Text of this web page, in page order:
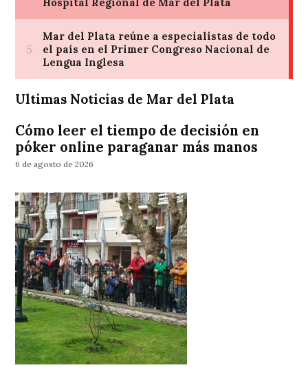
Ultimas Noticias de Mar del Plata
Cómo leer el tiempo de decisión en
póker online paraganar más manos
6 de agosto de 2026